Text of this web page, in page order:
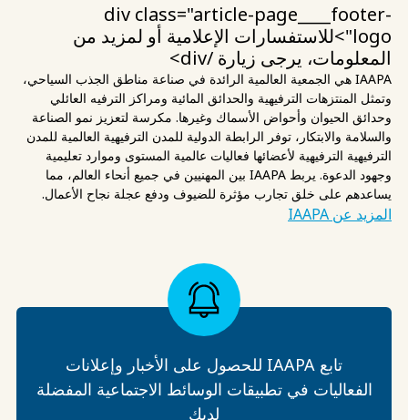
div class="article-page____footer-
logo">للاستفسارات الإعلامية أو لمزيد من
المعلومات، يرجى زيارة /div>
IAAPA هي الجمعية العالمية الرائدة في صناعة مناطق الجذب السياحي،
وتمثل المنتزهات الترفيهية والحدائق المائية ومراكز الترفيه العائلي
وحدائق الحيوان وأحواض الأسماك وغيرها. مكرسة لتعزيز نمو الصناعة
والسلامة والابتكار، توفر الرابطة الدولية للمدن الترفيهية العالمية للمدن
الترفيهية الترفيهية لأعضائها فعاليات عالمية المستوى وموارد تعليمية
وجهود الدعوة. يربط IAAPA بين المهنيين في جميع أنحاء العالم، مما
يساعدهم على خلق تجارب مؤثرة للضيوف ودفع عجلة نجاح الأعمال.
المزيد عن IAAPA
تابع IAAPA للحصول على الأخبار وإعلانات
الفعاليات في تطبيقات الوسائط الاجتماعية المفضلة
لديك